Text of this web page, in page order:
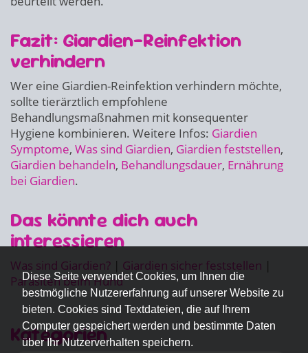
Diese Seite verwendet Cookies, um Ihnen die
bestmögliche Nutzererfahrung auf unserer Website zu
bieten. Cookies sind Textdateien, die auf Ihrem
Computer gespeichert werden und bestimmte Daten
über Ihr Nutzerverhalten speichern.
Fazit: Giardien-Reinfektion
verhindern
Wer eine Giardien-Reinfektion verhindern möchte,
sollte tierärztlich empfohlene
Behandlungsmaßnahmen mit konsequenter
Hygiene kombinieren. Weitere Infos: Giardien
Symptome, Was sind Giardien, Giardien feststellen,
Giardien behandeln, Behandlungsdauer, Ernährung
bei Giardien.
Das könnte dich auch
interessieren
Was sind Giardien? | Giardien sicher feststellen |
Parasiten beim Hund
Kategorien